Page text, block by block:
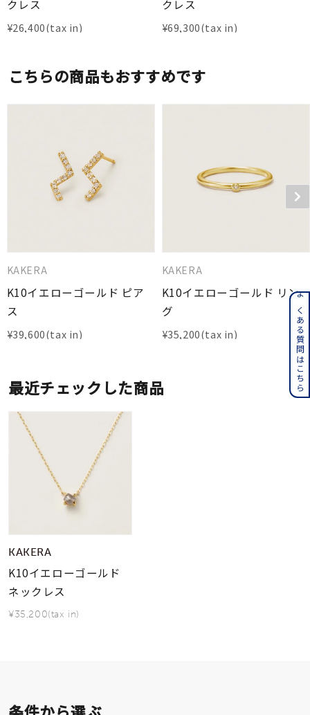
クレス
¥26,400
クレス
¥69,300
こちらの商品もおすすめです
KAKERA
K10イエローゴールド ピア
ス
¥39,600
KAKERA
K10イエローゴールド リン
グ
¥35,200
最近チェックした商品
KAKERA
K10イエローゴールド
ネックレス
¥35,200(tax in)
よくある質問はこちら